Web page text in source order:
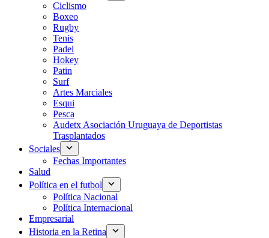
Ciclismo
Boxeo
Rugby
Tenis
Padel
Hokey
Patin
Surf
Artes Marciales
Esqui
Pesca
Audetx Asociación Uruguaya de Deportistas
Trasplantados
Sociales
Fechas Importantes
Salud
Política en el futbol
Política Nacional
Política Internacional
Empresarial
Historia en la Retina